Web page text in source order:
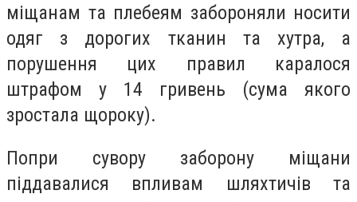
міщанам та плебеям забороняли носити
одяг з дорогих тканин та хутра, а
порушення цих правил каралося
штрафом у 14 гривень (сума якого
зростала щороку).
Попри сувору заборону міщани
піддавалися впливам шляхтичів та